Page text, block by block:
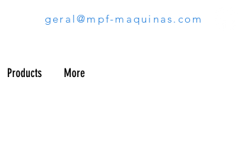
geral@mpf-maquinas.com
Products More